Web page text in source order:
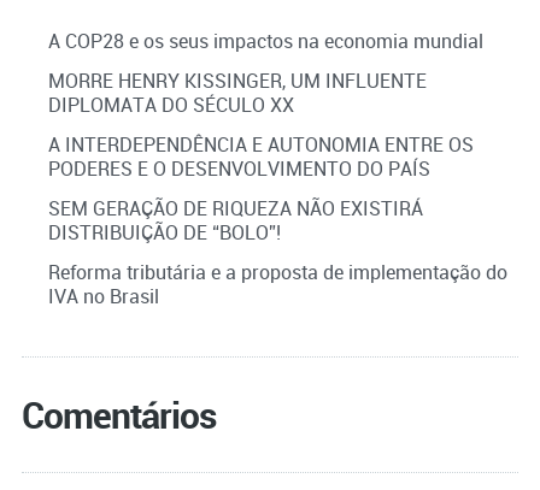
A COP28 e os seus impactos na economia mundial
MORRE HENRY KISSINGER, UM INFLUENTE
DIPLOMATA DO SÉCULO XX
A INTERDEPENDÊNCIA E AUTONOMIA ENTRE OS
PODERES E O DESENVOLVIMENTO DO PAÍS
SEM GERAÇÃO DE RIQUEZA NÃO EXISTIRÁ
DISTRIBUIÇÃO DE “BOLO”!
Reforma tributária e a proposta de implementação do
IVA no Brasil
Comentários